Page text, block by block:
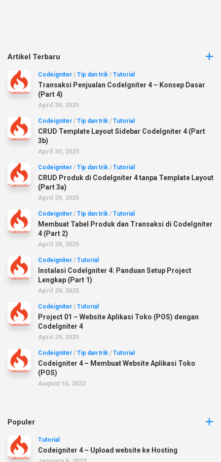
Artikel Terbaru
Codeigniter / Tip dan trik / Tutorial
Transaksi Penjualan CodeIgniter 4 – Konsep Dasar
(Part 4)
April 30, 2025
Codeigniter / Tip dan trik / Tutorial
CRUD Template Layout Sidebar CodeIgniter 4 (Part
3b)
April 30, 2025
Codeigniter / Tip dan trik / Tutorial
CRUD Produk di CodeIgniter 4 tanpa Template Layout
(Part 3a)
April 29, 2025
Codeigniter / Tip dan trik / Tutorial
Membuat Tabel Produk dan Transaksi di CodeIgniter
4 (Part 2)
April 29, 2025
Codeigniter / Tutorial
Instalasi CodeIgniter 4: Panduan Setup Project
Lengkap (Part 1)
April 29, 2025
Codeigniter / Tutorial
Project 01 – Website Aplikasi Toko (POS) dengan
CodeIgniter 4
April 29, 2025
Codeigniter / Tip dan trik / Tutorial
Codeigniter 4 – Membuat Website Aplikasi Toko
(POS)
August 16, 2022
Populer
Tutorial
Codeigniter 4 – Upload website ke Hosting